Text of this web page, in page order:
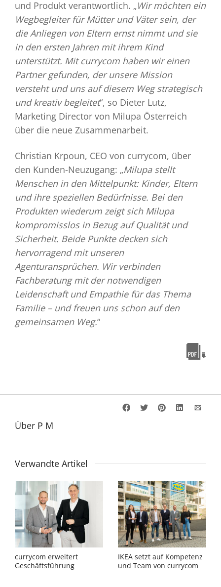
und Produkt verantwortlich. „Wir möchten ein
Wegbegleiter für Mütter und Väter sein, der
die Anliegen von Eltern ernst nimmt und sie
in den ersten Jahren mit ihrem Kind
unterstützt. Mit currycom haben wir einen
Partner gefunden, der unsere Mission
versteht und uns auf diesem Weg strategisch
und kreativ begleitet“, so Dieter Lutz,
Marketing Director von Milupa Österreich
über die neue Zusammenarbeit.
Christian Krpoun, CEO von currycom, über
den Kunden-Neuzugang: „Milupa stellt
Menschen in den Mittelpunkt: Kinder, Eltern
und ihre speziellen Bedürfnisse. Bei den
Produkten wiederum zeigt sich Milupa
kompromisslos in Bezug auf Qualität und
Sicherheit. Beide Punkte decken sich
hervorragend mit unseren
Agenturansprüchen. Wir verbinden
Fachberatung mit der notwendigen
Leidenschaft und Empathie für das Thema
Familie – und freuen uns schon auf den
gemeinsamen Weg.“
Über P M
Verwandte Artikel
currycom erweitert
Geschäftsführung
IKEA setzt auf Kompetenz
und Team von currycom